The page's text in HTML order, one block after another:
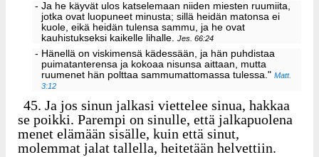
- Ja he käyvät ulos katselemaan niiden miesten ruumiita,
jotka ovat luopuneet minusta; sillä heidän matonsa ei
kuole, eikä heidän tulensa sammu, ja he ovat
kauhistukseksi kaikelle lihalle.Jes. 66:24
- Hänellä on viskimensä kädessään, ja hän puhdistaa
puimatanterensa ja kokoaa nisunsa aittaan, mutta
ruumenet hän polttaa sammumattomassa tulessa."Matt.
3:12
45. Ja jos sinun jalkasi viettelee sinua, hakkaa
se poikki. Parempi on sinulle, että jalkapuolena
menet elämään sisälle, kuin että sinut,
molemmat jalat tallella, heitetään helvettiin.